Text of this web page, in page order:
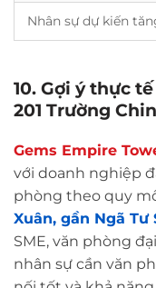
Nhân sự dự kiến
10. Gợi ý thực
201 Trường
Gems Empire
với doanh nghiệp
phòng theo quy
Xuân, gần Ngã Tư
SME, văn phòng
nhân sự cần văn